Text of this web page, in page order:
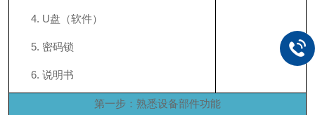
4. U盘（软件）
5. 密码锁
6. 说明书
第一步：熟悉设备部件功能